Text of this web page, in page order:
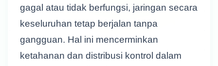
gagal atau tidak berfungsi, jaringan secara
keseluruhan tetap berjalan tanpa
gangguan. Hal ini mencerminkan
ketahanan dan distribusi kontrol dalam